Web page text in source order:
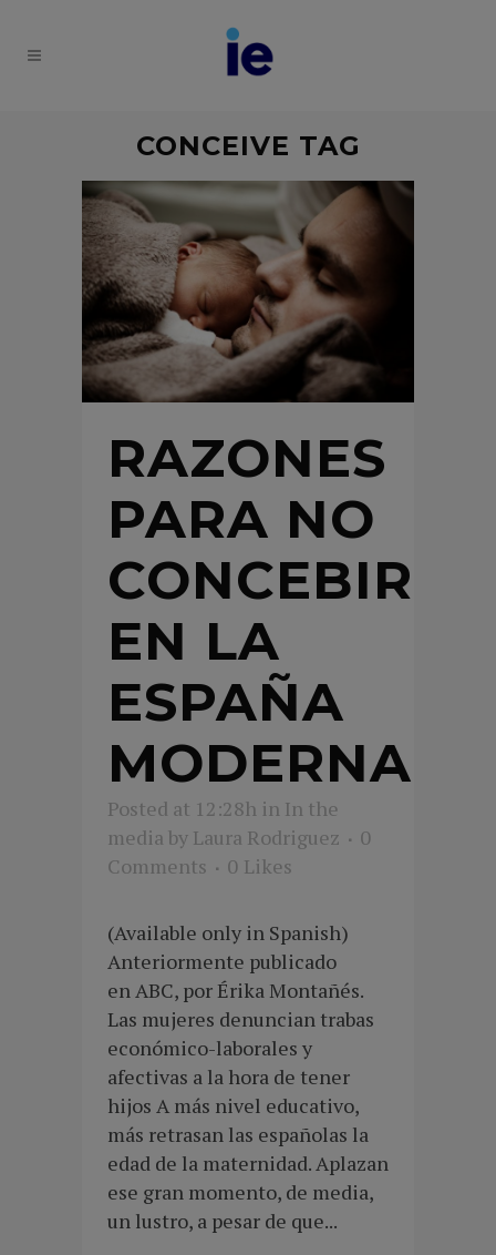
CONCEIVE TAG
RAZONES
PARA NO
CONCEBIR
EN LA
ESPAÑA
MODERNA
Posted at 12:28h in In the
media by Laura Rodriguez
0
Comments
0 Likes
(Available only in Spanish)
Anteriormente publicado
en ABC, por Érika Montañés.
Las mujeres denuncian trabas
económico-laborales y
afectivas a la hora de tener
hijos A más nivel educativo,
más retrasan las españolas la
edad de la maternidad. Aplazan
ese gran momento, de media,
un lustro, a pesar de que...